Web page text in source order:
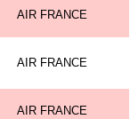
AIR FRANCE
AIR FRANCE
AIR FRANCE